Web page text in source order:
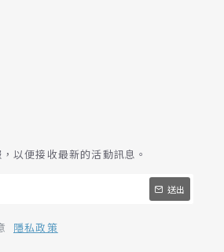
以便接收最新的活動訊息。
送出
隱私政策